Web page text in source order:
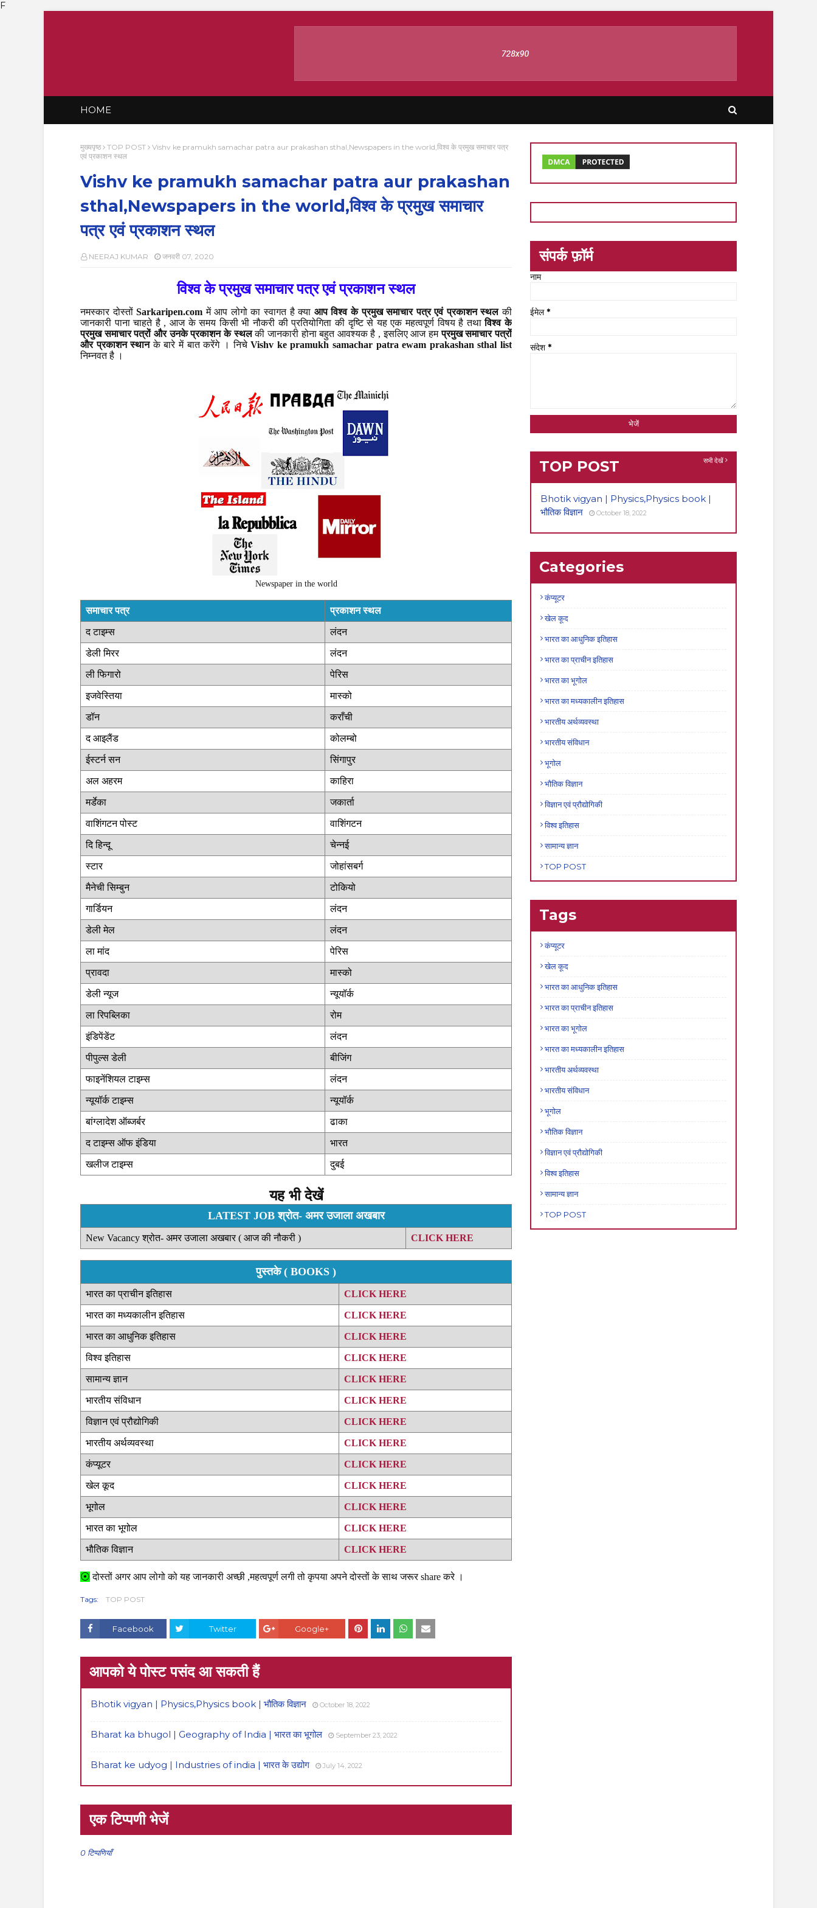
F
HOME
मुख्यपृष्ठ TOP POST
Vishv ke pramukh samachar patra aur prakashan sthal,Newspapers in the world,विश्व के प्रमुख समाचार पत्र
एवं प्रकाशन स्थल
Vishv ke pramukh samachar patra aur prakashan
sthal,Newspapers in the world,विश्व के प्रमुख समाचार
पत्र एवं प्रकाशन स्थल
NEERAJ KUMAR जनवरी 07, 2020
विश्व के प्रमुख समाचार पत्र एवं प्रकाशन स्थल
नमस्कार दोस्तोंSarkaripen.com में आप लोगो का स्वागत है क्या आप विश्व के प्रमुख समाचार पत्र एवं प्रकाशन स्थलकी
जानकारी पाना चाहते है , आज के समय किसी भी नौकरी की प्रतियोगिता की दृष्टि से यह एक महत्वपूर्ण विषय है तथाविश्व के
प्रमुख समाचार पत्रों और उनके प्रकाशन के स्थलकी जानकारी होना बहुत आवश्यक है , इसलिए आज हमप्रमुख समाचार पत्रों
और प्रकाशन स्थानके बारे में बात करेंगे । निचेVishv ke pramukh samachar patra ewam prakashan sthal list
निम्नवत है ।
Newspaper in the world
समाचार पत्र प्रकाशन स्थल
द टाइम्स लंदन
डेली मिरर लंदन
ली फिगारो पेरिस
इजवेस्तिया मास्को
डॉन कराँची
द आइलैंड कोलम्बो
ईस्टर्न सन सिंगापुर
अल अहरम काहिरा
मर्डेका जकार्ता
वाशिंगटन पोस्ट वाशिंगटन
दि हिन्दू चेन्नई
स्टार जोहांसबर्ग
मैनेची सिम्बुन टोकियो
गार्डियन लंदन
डेली मेल लंदन
ला मांद पेरिस
प्रावदा मास्को
डेली न्यूज न्यूयॉर्क
ला रिपब्लिका रोम
इंडिपेंडेंट लंदन
पीपुल्स डेली बीजिंग
फाइनेंशियल टाइम्स लंदन
न्यूयॉर्क टाइम्स न्यूयॉर्क
बांग्लादेश ऑब्जर्बर ढाका
द टाइम्स ऑफ इंडिया भारत
खलीज टाइम्स दुबई
यह भी देखें
LATEST JOB श्रोत- अमर उजाला अखबार
New Vacancy श्रोत- अमर उजाला अखबार ( आज की नौकरी ) CLICK HERE
पुस्तके ( BOOKS )
भारत का प्राचीन इतिहास CLICK HERE
भारत का मध्यकालीन इतिहास CLICK HERE
भारत का आधुनिक इतिहास CLICK HERE
विश्व इतिहास CLICK HERE
सामान्य ज्ञान CLICK HERE
भारतीय संविधान CLICK HERE
विज्ञान एवं प्रौद्योगिकी CLICK HERE
भारतीय अर्थव्यवस्था CLICK HERE
कंप्यूटर CLICK HERE
खेल कूद CLICK HERE
भूगोल CLICK HERE
भारत का भूगोल CLICK HERE
भौतिक विज्ञान CLICK HERE
⦿ दोस्तों अगर आप लोगो को यह जानकारी अच्छी ,महत्वपूर्ण लगी तो कृपया अपने दोस्तों के साथ जरूर share करे ।
Tags: TOP POST
Facebook Twitter Google+
आपको ये पोस्ट पसंद आ सकती हैं
Bhotik vigyan | Physics,Physics book | भौतिक विज्ञान October 18, 2022
Bharat ka bhugol | Geography of India | भारत का भूगोल September 23, 2022
Bharat ke udyog | Industries of india | भारत के उद्योग July 14, 2022
एक टिप्पणी भेजें
0 टिप्पणियाँ
संपर्क फ़ॉर्म
नाम
ईमेल *
संदेश *
TOP POST सभी देखें
Bhotik vigyan | Physics,Physics book |
भौतिक विज्ञान
October 18, 2022
Categories
कंप्यूटर
खेल कूद
भारत का आधुनिक इतिहास
भारत का प्राचीन इतिहास
भारत का भूगोल
भारत का मध्यकालीन इतिहास
भारतीय अर्थव्यवस्था
भारतीय संविधान
भूगोल
भौतिक विज्ञान
विज्ञान एवं प्रौद्योगिकी
विश्व इतिहास
सामान्य ज्ञान
TOP POST
Tags
कंप्यूटर
खेल कूद
भारत का आधुनिक इतिहास
भारत का प्राचीन इतिहास
भारत का भूगोल
भारत का मध्यकालीन इतिहास
भारतीय अर्थव्यवस्था
भारतीय संविधान
भूगोल
भौतिक विज्ञान
विज्ञान एवं प्रौद्योगिकी
विश्व इतिहास
सामान्य ज्ञान
TOP POST